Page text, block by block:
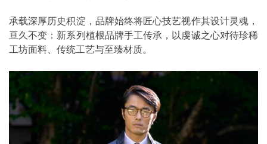
承载深厚历史积淀，品牌始终将匠心技艺视作其设计灵魂，
亘久不变：新系列植根品牌手工传承，以虔诚之心对待珍稀
工坊面料、传统工艺与至臻材质。